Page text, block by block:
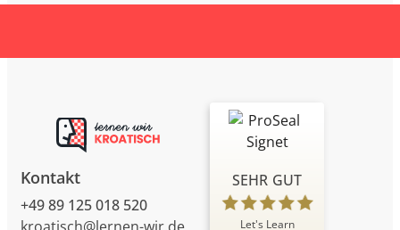
Kontakt
+49 89 125 018 520
SEHR GUT
Let's Learn